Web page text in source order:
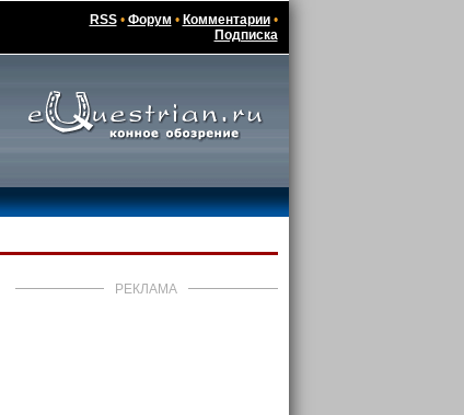
RSS• Форум • Комментарии•
Подписка
РЕКЛАМА